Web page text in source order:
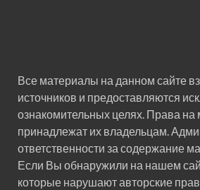
Все материалы на данном сайте
источников и предоставляются
ознакомительных целях. Права
принадлежат их владельцам.
ответственности за содержание
Если Вы обнаружили на нашем
которые нарушают авторские